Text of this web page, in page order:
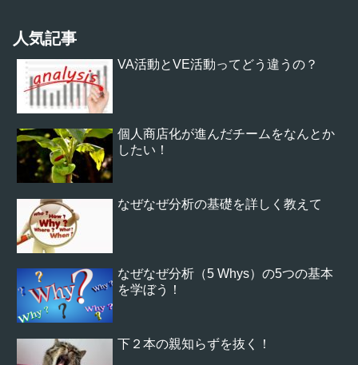
人気記事
VA活動とVE活動ってどう違うの？
個人商店化が進んだチームをなんとか
したい！
なぜなぜ分析の基礎を詳しく教えて
なぜなぜ分析（5 Whys）の5つの基本
を学ぼう！
下２本の親知らずを抜く！